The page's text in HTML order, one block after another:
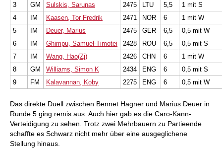
3
GM Sulskis, Sarunas 2475 LTU 5,5
1 mit S
4
IM Kaasen, Tor Fredrik 2471 NOR 6
1 mit W
5
IM Deuer, Marius 2475 GER 6,5
0,5 mit W
6
IM Ghimpu, Samuel-Timotei 2428 ROU 6,5
0,5 mit S
7
IM Wang, Hao(Zj) 2426 CHN 6
1 mit W
8
GM Williams, Simon K 2434 ENG 6
0,5 mit S
9
FM Kalavannan, Koby 2275 ENG 6 0,5 mit W
Das direkte Duell zwischen Bennet Hagner und Marius Deuer in
Runde 5 ging remis aus. Auch hier gab es die Caro-Kann-
Verteidigung zu sehen. Trotz zwei Mehrbauern zu Partieende
schaffte es Schwarz nicht mehr über eine ausgeglichene
Stellung hinaus.